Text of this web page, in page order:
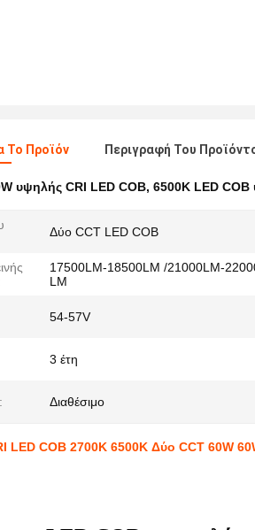
Το Προϊόν Περιγραφή Του
υψηλής CRI LED COB, 6500K LED
Δύο CCT LED COB
17500LM-18500LM /21000LM-
LM
54-57V
3 έτη
Διαθέσιμο
LED COB 2700K 6500K Δύο CCT 60W